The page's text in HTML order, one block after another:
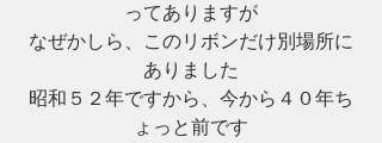
ってありますが
なぜかしら、このリボンだけ別場所に
ありました
昭和５２年ですから、今から４０年ち
ょっと前です